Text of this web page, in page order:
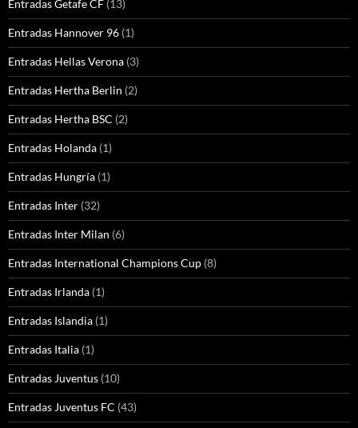
Entradas Getafe CF (13)
Entradas Hannover 96 (1)
Entradas Hellas Verona (3)
Entradas Hertha Berlin (2)
Entradas Hertha BSC (2)
Entradas Holanda (1)
Entradas Hungría (1)
Entradas Inter (32)
Entradas Inter Milan (6)
Entradas International Champions Cup (8)
Entradas Irlanda (1)
Entradas Islandia (1)
Entradas Italia (1)
Entradas Juventus (10)
Entradas Juventus FC (43)